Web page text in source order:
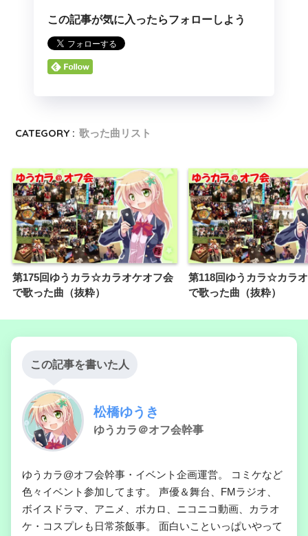
この記事が気に入ったらフォローしよう
CATEGORY : 歌った曲リスト
第175回ゆうカラ☆カラオケオフ会
で歌った曲（抜粋）
第118回ゆうカラ☆カラ
で歌った曲（抜粋）
この記事を書いた人
松橋ゆうき
ゆうカラ＠オフ会幹事
ゆうカラ@オフ会幹事・イベント企画運営。 コミケなど
色々イベント参加してます。 声優＆舞台、FMラジオ、
ボイスドラマ、アニメ、ボカロ、ニコニコ動画、カラオ
ケ・コスプレも日常茶飯事。 面白いこといっぱいやって